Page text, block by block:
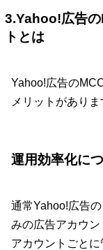
3.Yahoo!広告の
トとは
Yahoo!広告の
メリットがありま
運用効率化に
通常Yahoo!広告
みの広告アカウン
アカウントごと